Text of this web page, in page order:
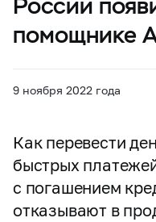
помощнике
9 ноября 2022 года
Как перевести
быстрых
с погашением
отказывают в